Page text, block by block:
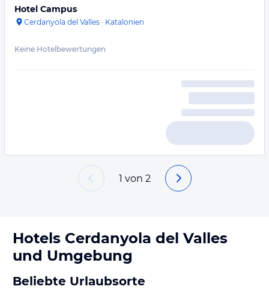
Hotel Campus
Cerdanyola del Valles · Katalonien
Keine Hotelbewertungen
1 von 2
Hotels Cerdanyola del Valles
und Umgebung
Beliebte Urlaubsorte